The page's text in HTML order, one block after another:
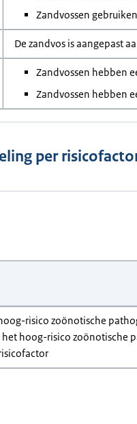
Zandvossen
De zandvos is aangepast
Zandvossen hebben
Zandvossen hebben
per
risico zoönotische
het hoog-risico